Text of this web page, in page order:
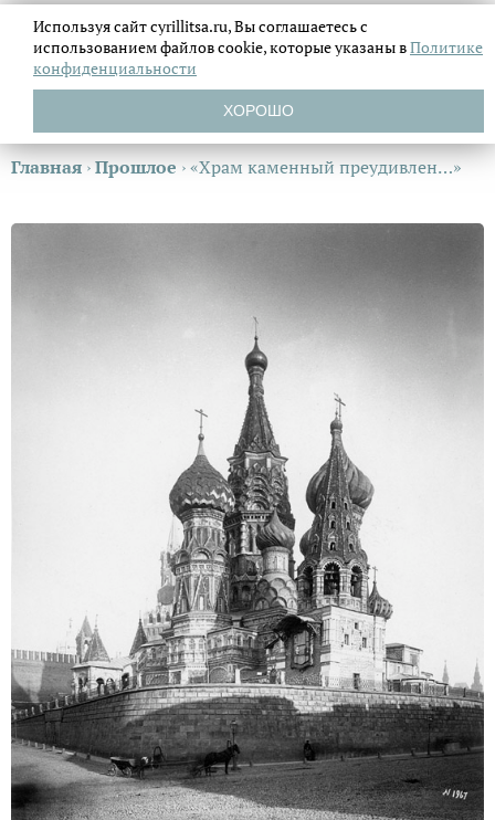
Главная ›Прошлое ›«Храм каменный преудивлен…»
Используя сайт cyrillitsa.ru, Вы соглашаетесь с
использованием файловcookie, которые указаны вПолитике
конфиденциальности
ХОРОШО